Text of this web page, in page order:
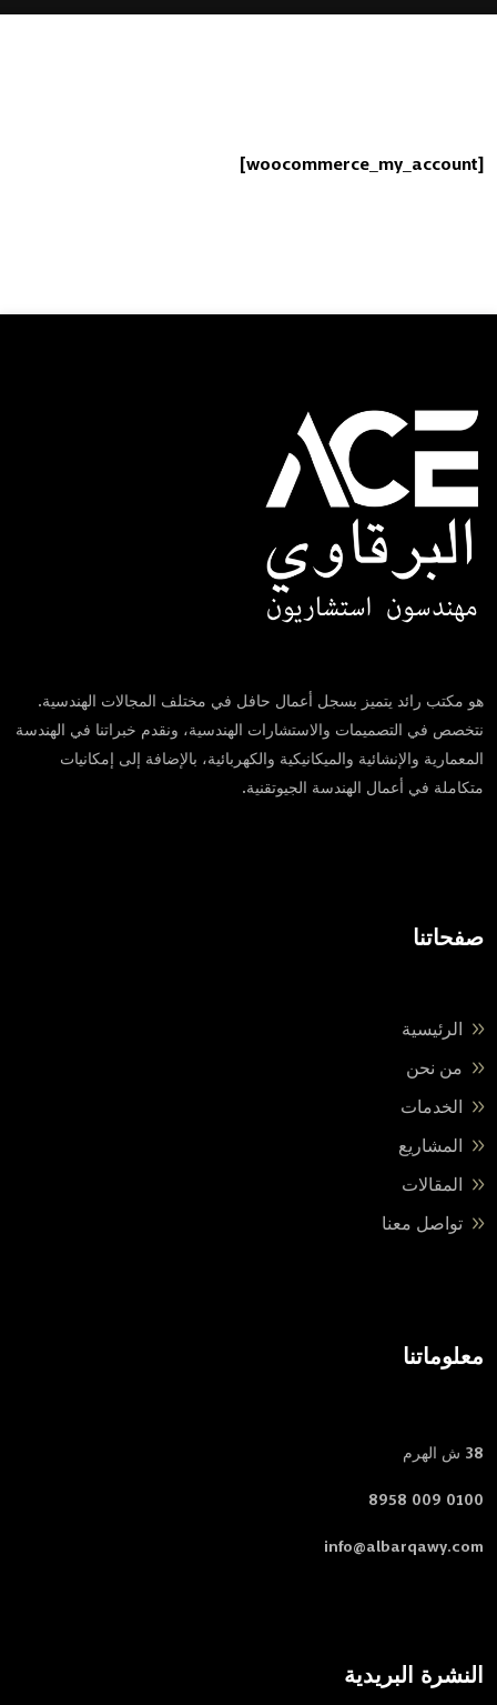
[woocommerce_my_account]
هو مكتب رائد يتميز بسجل أعمال حافل في مختلف المجالات الهندسية.
نتخصص في التصميمات والاستشارات الهندسية، ونقدم خبراتنا في الهندسة
المعمارية والإنشائية والميكانيكية والكهربائية، بالإضافة إلى إمكانيات
متكاملة في أعمال الهندسة الجيوتقنية.
صفحاتنا
الرئيسية
من نحن
الخدمات
المشاريع
المقالات
تواصل معنا
معلوماتنا
38 ش الهرم
0100 009 8958
info@albarqawy.com
النشرة البريدية